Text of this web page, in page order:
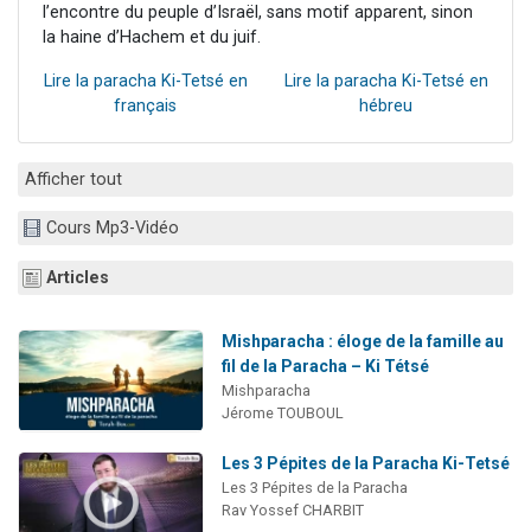
l’encontre du peuple d’Israël, sans motif apparent, sinon
la haine d’Hachem et du juif.
Lire la paracha Ki-Tetsé en
français
Lire la paracha Ki-Tetsé en
hébreu
Afficher tout
Cours Mp3-Vidéo
Articles
Mishparacha : éloge de la famille au
fil de la Paracha – Ki Tétsé
Mishparacha
Jérome TOUBOUL
Les 3 Pépites de la Paracha Ki-Tetsé
Les 3 Pépites de la Paracha
Rav Yossef CHARBIT